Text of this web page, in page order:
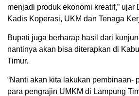
menjadi produk ekonomi kreatif,” ujar
Kadis Koperasi, UKM dan Tenaga
Bupati juga berharap hasil dari
nantinya akan bisa diterapkan di
Timur.
“Nanti akan kita lakukan pembinaan-
para pengrajin UMKM di Lampung